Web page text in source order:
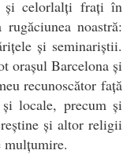
și celorlalți frați în
noastră:
și seminariștii.
orașul Barcelona și
recunoscător față
locale, precum și
și altor religii
mulțumire.